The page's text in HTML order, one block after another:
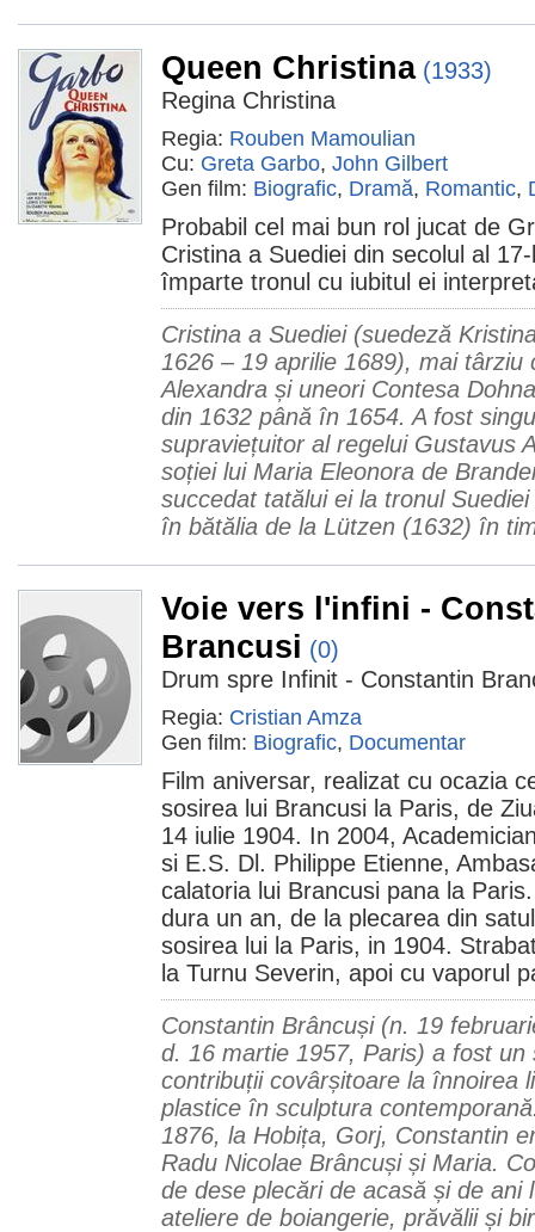
Queen Christina (1933)
Regina Christina
Regia: Rouben Mamoulian
Cu: Greta Garbo, John Gilbert
Gen film: Biografic, Dramă, Romantic,
Probabil cel mai bun rol jucat de
Cristina a Suediei din secolul al
împarte tronul cu iubitul ei
Cristina a Suediei (suedeză
1626 – 19 aprilie 1689), mai târziu
Alexandra și uneori Contesa
din 1632 până în 1654. A fost
supraviețuitor al regelui Gustavus
soției lui Maria Eleonora de
succedat tatălui ei la tronul
în bătălia de la Lützen (1632) în
Voie vers l'infini -
Brancusi (0)
Drum spre Infinit - Constantin
Regia: Cristian Amza
Gen film: Biografic, Documentar
Film aniversar, realizat cu ocazia
sosirea lui Brancusi la Paris, de
14 iulie 1904. In 2004,
si E.S. Dl. Philippe Etienne,
calatoria lui Brancusi pana la
dura un an, de la plecarea din
sosirea lui la Paris, in 1904.
la Turnu Severin, apoi cu vaporul
Constantin Brâncuși (n. 19
d. 16 martie 1957, Paris) a fost un
contribuții covârșitoare la înnoirea
plastice în sculptura
1876, la Hobița, Gorj, Constantin
Radu Nicolae Brâncuși și Maria.
de dese plecări de acasă și de ani
ateliere de boiangerie, prăvălii și